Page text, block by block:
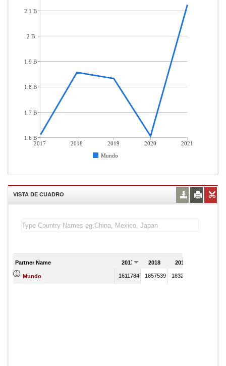
2017 2018 2019 2020
2021
Mundo
2.1 B
2 B
1.9 B
1.8 B
1.7 B
1.6 B
VISTA DE CUADRO
Partner Name 2017 2018 2019
Mundo 1611784 1857539 1832435